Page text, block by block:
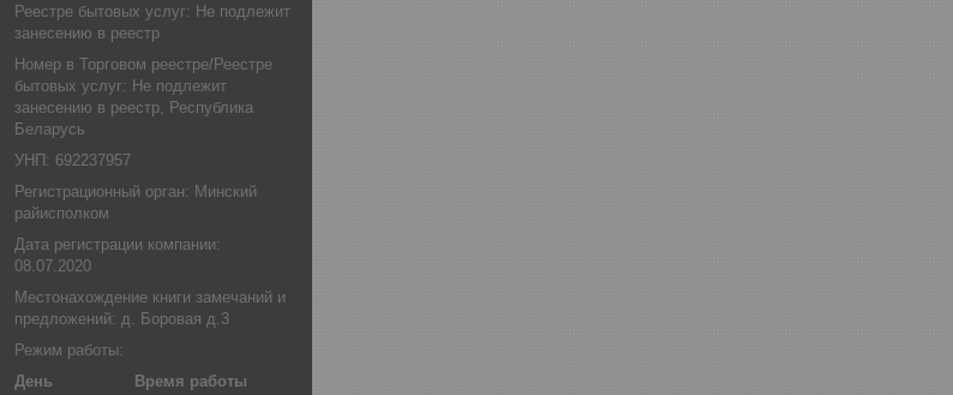
Реестре бытовых услуг: Не подлежит
занесению в реестр
Номер в Торговом реестре/Реестре
бытовых услуг: Не подлежит
занесению в реестр, Республика
Беларусь
УНП: 692237957
Регистрационный орган: Минский
райисполком
Дата регистрации компании:
08.07.2020
Местонахождение книги замечаний и
предложений: д. Боровая д.3
Режим работы:
День
Время работы